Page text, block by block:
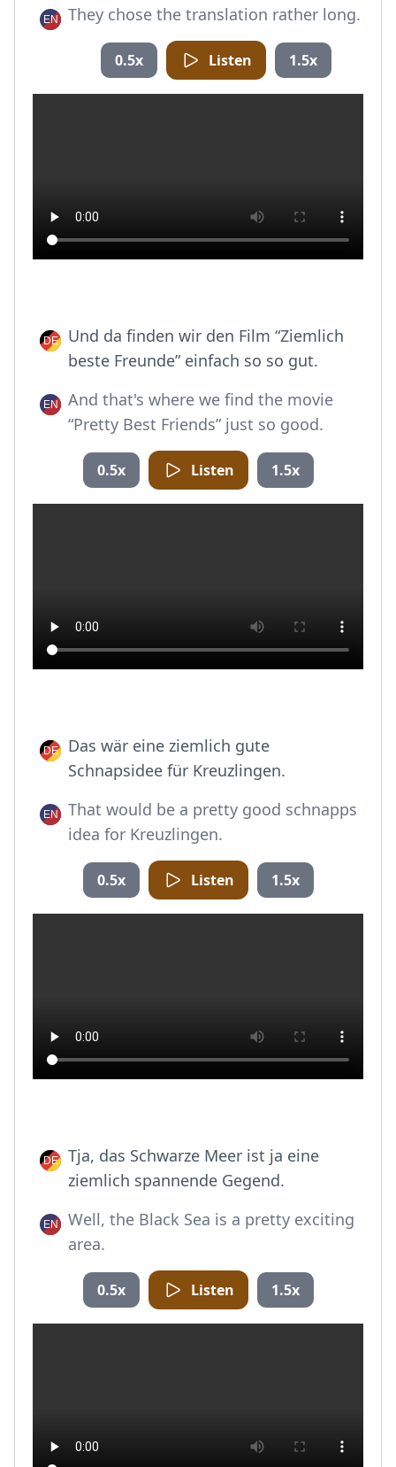
They chose the translation rather long.
0.5x Listen 1.5x
Und da finden wir den Film “Ziemlich
beste Freunde” einfach so so gut.
And that's where we find the movie
“Pretty Best Friends” just so good.
0.5x Listen 1.5x
Das wär eine ziemlich gute
Schnapsidee für Kreuzlingen.
That would be a pretty good schnapps
idea for Kreuzlingen.
0.5x Listen 1.5x
Tja, das Schwarze Meer ist ja eine
ziemlich spannende Gegend.
Well, the Black Sea is a pretty exciting
area.
0.5x Listen 1.5x